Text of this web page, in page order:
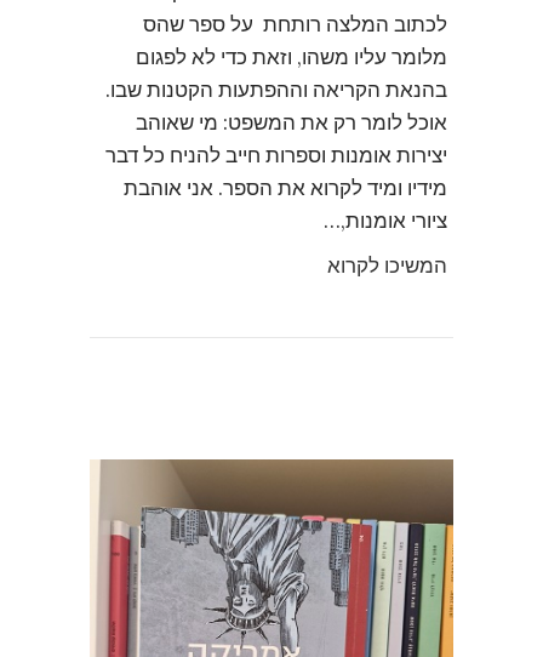
לכתוב המלצה רותחת על ספר שהס
מלומר עליו משהו, וזאת כדי לא לפגום
בהנאת הקריאה וההפתעות הקטנות שבו.
אוכל לומר רק את המשפט: מי שאוהב
יצירות אומנות וספרות חייב להניח כל דבר
מידיו ומיד לקרוא את הספר. אני אוהבת
ציורי אומנות,…
המשיכו לקרוא